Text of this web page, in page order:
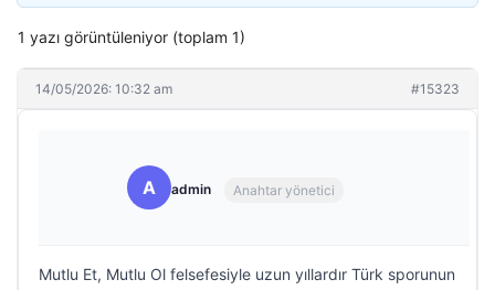
1 yazı görüntüleniyor (toplam 1)
14/05/2026: 10:32 am #15323
A admin Anahtar yönetici
Mutlu Et, Mutlu Ol felsefesiyle uzun yıllardır Türk sporunun